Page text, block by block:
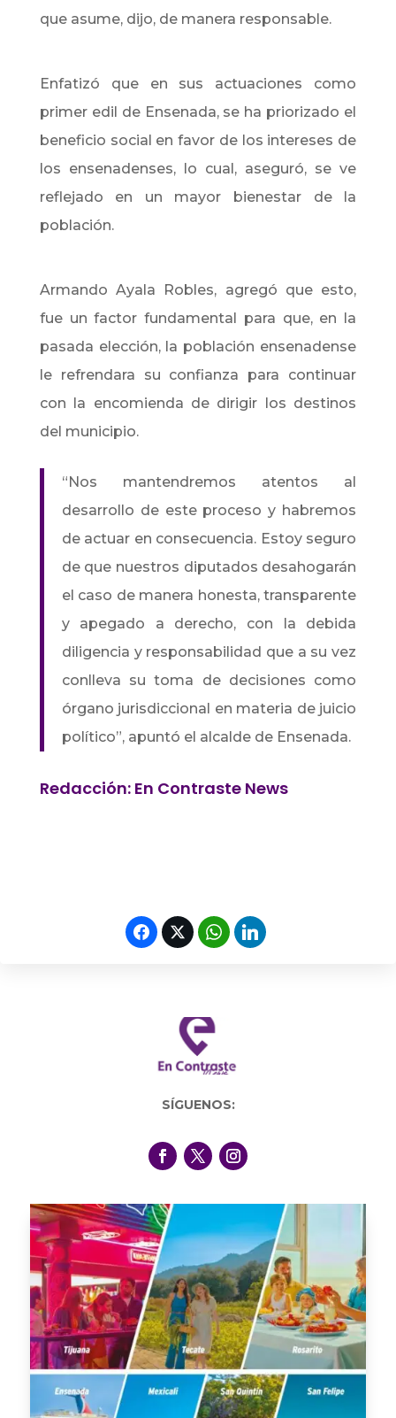
que asume, dijo, de manera responsable.
Enfatizó que en sus actuaciones como
primer edil de Ensenada, se ha priorizado el
beneficio social en favor de los intereses de
los ensenadenses, lo cual, aseguró, se ve
reflejado en un mayor bienestar de la
población.
Armando Ayala Robles, agregó que esto,
fue un factor fundamental para que, en la
pasada elección, la población ensenadense
le refrendara su confianza para continuar
con la encomienda de dirigir los destinos
del municipio.
“Nos mantendremos atentos al
desarrollo de este proceso y habremos
de actuar en consecuencia. Estoy seguro
de que nuestros diputados desahogarán
el caso de manera honesta, transparente
y apegado a derecho, con la debida
diligencia y responsabilidad que a su vez
conlleva su toma de decisiones como
órgano jurisdiccional en materia de juicio
político”, apuntó el alcalde de Ensenada.
Redacción: En Contraste News
SÍGUENOS: